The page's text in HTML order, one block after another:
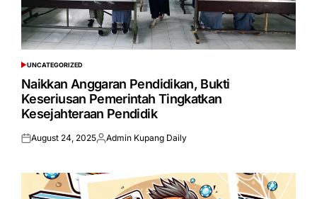
POSTED
IN
UNCATEGORIZED
Naikkan Anggaran Pendidikan, Bukti
Keseriusan Pemerintah Tingkatkan
Kesejahteraan Pendidik
Posted
August 24, 2025Posted
Admin Kupang Daily